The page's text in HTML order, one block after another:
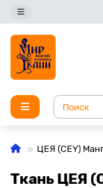
ЦЕЯ (CEY)
Ткань ЦЕЯ